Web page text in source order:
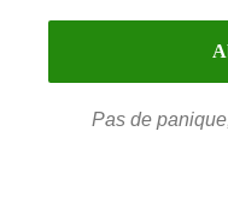
Pas de